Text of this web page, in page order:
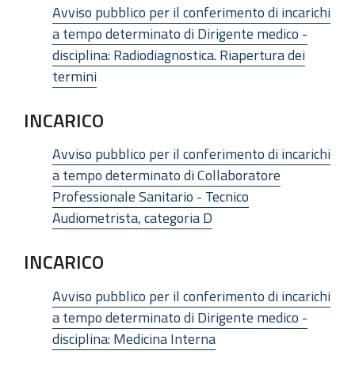
Avviso pubblico per il conferimento di incarichi
a tempo determinato di Dirigente medico -
disciplina: Radiodiagnostica. Riapertura dei
termini
INCARICO
Avviso pubblico per il conferimento di incarichi
a tempo determinato di Collaboratore
Professionale Sanitario - Tecnico
Audiometrista, categoria D
INCARICO
Avviso pubblico per il conferimento di incarichi
a tempo determinato di Dirigente medico -
disciplina: Medicina Interna